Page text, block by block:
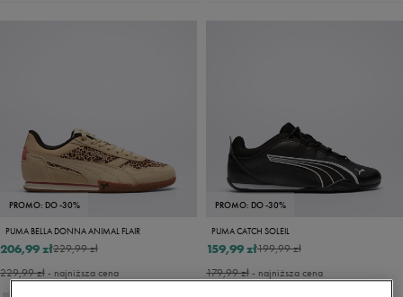
PROMO: DO -30%
PUMA BELLA DONNA ANIMAL FLAIR
229,99 zł
206,99 zł
229,99 zł- najniższa cena
PROMO: DO -30%
PUMA CATCH SOLEIL
199,99 zł
159,99 zł
179,99 zł- najniższa cena